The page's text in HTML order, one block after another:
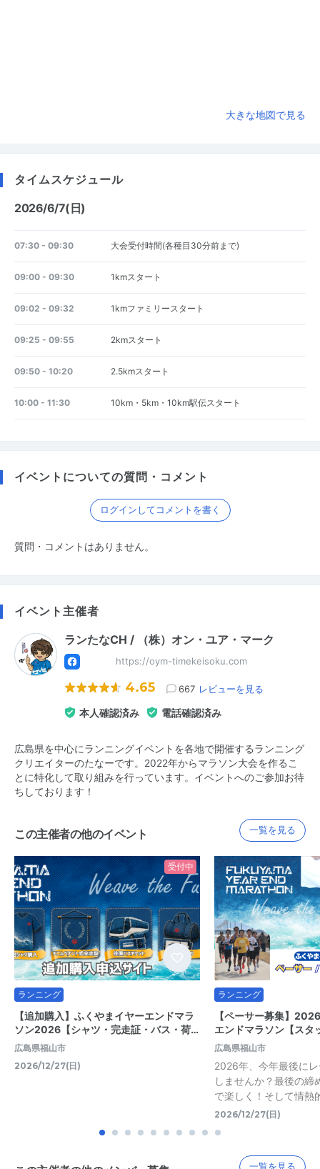
大きな地図で見る
タイムスケジュール
2026/6/7(日)
07:30 - 09:30 大会受付時間(各種目30分前まで)
09:00 - 09:30 1kmスタート
09:02 - 09:32 1kmファミリースタート
09:25 - 09:55 2kmスタート
09:50 - 10:20 2.5kmスタート
10:00 - 11:30 10km・5km・10km駅伝スタート
イベントについての質問・コメント
ログインしてコメントを書く
質問・コメントはありません。
イベント主催者
ランたなCH / （株）オン・ユア・マーク
https://oym-timekeisoku.com
4.65 667 レビューを見る
本人確認済み 電話確認済み
広島県を中心にランニングイベントを各地で開催するランニング
クリエイターのたなーです。2022年からマラソン大会を作るこ
とに特化して取り組みを行っています。イベントへのご参加お待
ちしております！
この主催者の他のイベント 一覧を見る
受付中
ランニング
【追加購入】ふくやまイヤーエンドマラ
ソン2026【シャツ・完走証・バス・荷…
広島県福山市
2026/12/27(日)
ランニング
【ペーサー募集】
エンドマラソン【スタ
広島県福山市
2026年、今年最後に
しませんか？最後の締
で楽しく！そして情熱
2026/12/27(日)
一覧を見る